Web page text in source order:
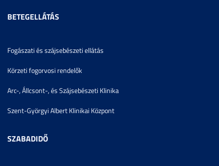
BETEGELLÁTÁS
Fogászati és szájsebészeti ellátás
Körzeti fogorvosi rendelők
Arc-, Állcsont-, és Szájsebészeti Klinika
Szent-Györgyi Albert Klinikai Központ
SZABADIDŐ